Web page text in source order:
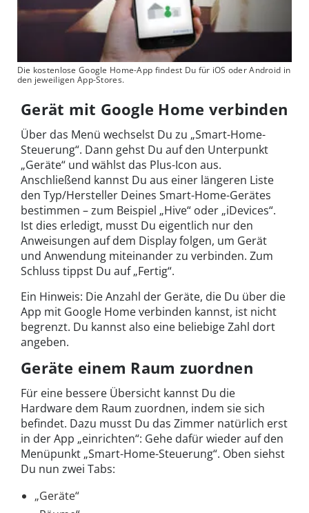
Die kostenlose Google Home-App findest Du für iOS oder Android in
den jeweiligen App-Stores.
Gerät mit Google Home verbinden
Über das Menü wechselst Du zu „Smart-Home-
Steuerung“. Dann gehst Du auf den Unterpunkt
„Geräte“ und wählst das Plus-Icon aus.
Anschließend kannst Du aus einer längeren Liste
den Typ/Hersteller Deines Smart-Home-Gerätes
bestimmen – zum Beispiel „Hive“ oder „iDevices“.
Ist dies erledigt, musst Du eigentlich nur den
Anweisungen auf dem Display folgen, um Gerät
und Anwendung miteinander zu verbinden. Zum
Schluss tippst Du auf „Fertig“.
Ein Hinweis: Die Anzahl der Geräte, die Du über die
App mit Google Home verbinden kannst, ist nicht
begrenzt. Du kannst also eine beliebige Zahl dort
angeben.
Geräte einem Raum zuordnen
Für eine bessere Übersicht kannst Du die
Hardware dem Raum zuordnen, indem sie sich
befindet. Dazu musst Du das Zimmer natürlich erst
in der App „einrichten“: Gehe dafür wieder auf den
Menüpunkt „Smart-Home-Steuerung“. Oben siehst
Du nun zwei Tabs:
„Geräte“